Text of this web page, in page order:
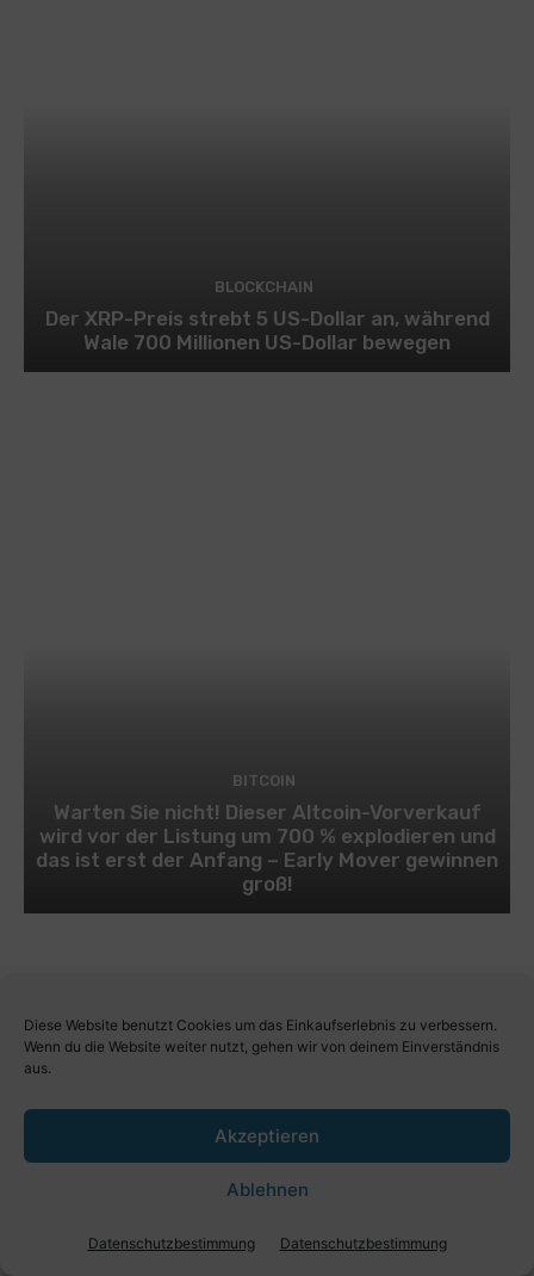
Diese Website benutzt Cookies um das Einkaufserlebnis zu verbessern.
Wenn du die Website weiter nutzt, gehen wir von deinem Einverständnis
aus.
Akzeptieren
Ablehnen
Datenschutzbestimmung Datenschutzbestimmung
BLOCKCHAIN
Der XRP-Preis strebt 5 US-Dollar an, während
Wale 700 Millionen US-Dollar bewegen
BITCOIN
Warten Sie nicht! Dieser Altcoin-Vorverkauf
wird vor der Listung um 700 % explodieren und
das ist erst der Anfang – Early Mover gewinnen
groß!